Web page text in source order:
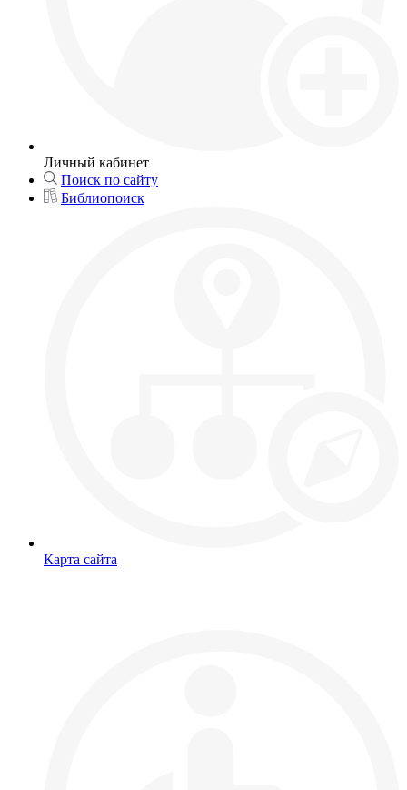
Личный кабинет
Поиск по сайту
Библиопоиск
Карта сайта